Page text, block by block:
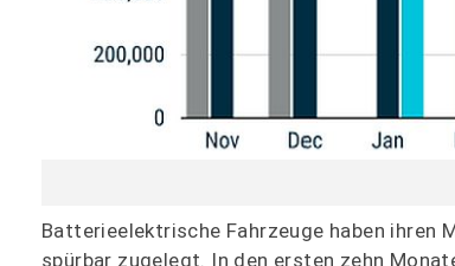
Batterieelektrische Fahrzeuge haben ihren
spürbar zugelegt. In den ersten zehn